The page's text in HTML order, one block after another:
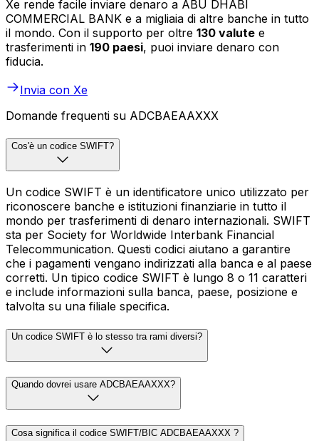
Xe rende facile inviare denaro a ABU DHABI
COMMERCIAL BANK e a migliaia di altre banche in tutto
il mondo. Con il supporto per oltre 130 valute e
trasferimenti in 190 paesi, puoi inviare denaro con
fiducia.
Invia con Xe
Domande frequenti su ADCBAEAAXXX
Cos'è un codice SWIFT?
Un codice SWIFT è un identificatore unico utilizzato per
riconoscere banche e istituzioni finanziarie in tutto il
mondo per trasferimenti di denaro internazionali. SWIFT
sta per Society for Worldwide Interbank Financial
Telecommunication. Questi codici aiutano a garantire
che i pagamenti vengano indirizzati alla banca e al paese
corretti. Un tipico codice SWIFT è lungo 8 o 11 caratteri
e include informazioni sulla banca, paese, posizione e
talvolta su una filiale specifica.
Un codice SWIFT è lo stesso tra rami diversi?
Quando dovrei usare ADCBAEAAXXX?
Cosa significa il codice SWIFT/BIC ADCBAEAAXXX ?